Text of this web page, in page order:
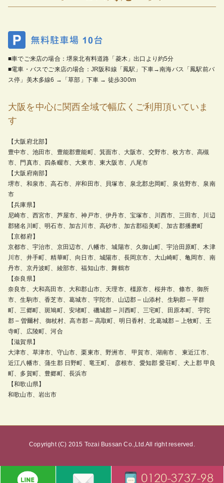
■車でご来店の場合：堺泉北有料道路「菱木」出口より約5分
■電車・バスでご来店の場合：JR阪和線「鳳駅」下車→南海バス「鳳駅前バ
ス停」美木多線6 →「草部」下車 → 徒歩300m
大阪を中心に関西全域で幅広くご利用頂いていま
す
【大阪府北部】
豊中市、池田市、豊能郡豊能町、箕面市、大阪市、交野市、枚方市、高槻
市、門真市、四条畷市、大東市、東大阪市、八尾市
【大阪府南部】
堺市、和泉市、高石市、岸和田市、貝塚市、泉北郡忠岡町、泉佐野市、泉南
市
【兵庫県】
尼崎市、西宮市、芦屋市、神戸市、伊丹市、宝塚市、川西市、三田市、川辺
郡猪名川町、明石市、加古川市、高砂市、加古郡稲美町、加古郡播磨町
【京都府】
京都市、宇治市、京田辺市、八幡市、城陽市、久御山町、宇治田原町、木津
川市、井手町、精華町、向日市、城陽市、長岡京市、大山崎町、亀岡市、南
丹市、京丹波町、綾部市、福知山市、舞鶴市
【奈良県】
奈良市、大和高田市、大和郡山市、天理市、橿原市、桜井市、條市、御所
市、生駒市、香芝市、葛城市、宇陀市、山辺郡 – 山添村、生駒郡 – 平群
町、三郷町、斑鳩町、安堵町、磯城郡 – 川西町、三宅町、田原本町、宇陀
郡 – 曽爾村、御杖村、高市郡 – 高取町、明日香村、北葛城郡 – 上牧町、王
寺町、広陵町、河合
【滋賀県】
大津市、草津市、守山市、栗東市、野洲市、 甲賀市、湖南市、 東近江市、
近江八幡市、蒲生郡 日野町、竜王町、 彦根市、愛知郡 愛荘町、犬上郡 甲良
町、多賀町、豊郷町、長浜市
【和歌山県】
和歌山市、岩出市
Copyright (C) 2015 Tozai Bussan Co.,Ltd.All right reserved.